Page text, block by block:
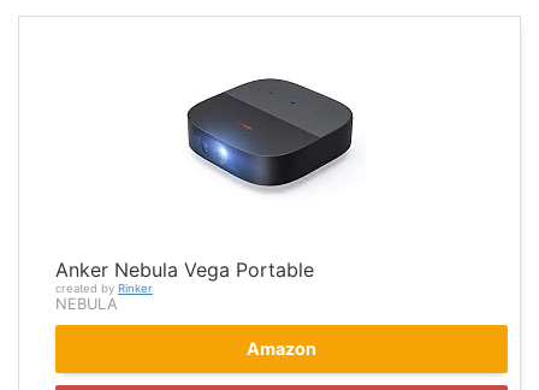
Anker Nebula Vega Portable
created by Rinker
NEBULA
Amazon